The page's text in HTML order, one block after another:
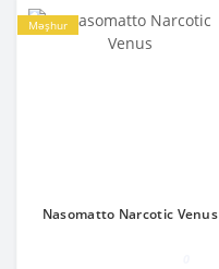
Məşhur
Nasomatto Narcotic Venus